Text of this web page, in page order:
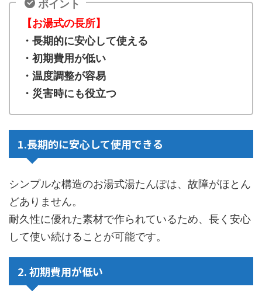
ポイント
【お湯式の長所】
・長期的に安心して使える
・初期費用が低い
・温度調整が容易
・災害時にも役立つ
1.長期的に安心して使用できる
シンプルな構造のお湯式湯たんぽは、故障がほとん
どありません。
耐久性に優れた素材で作られているため、長く安心
して使い続けることが可能です。
2. 初期費用が低い